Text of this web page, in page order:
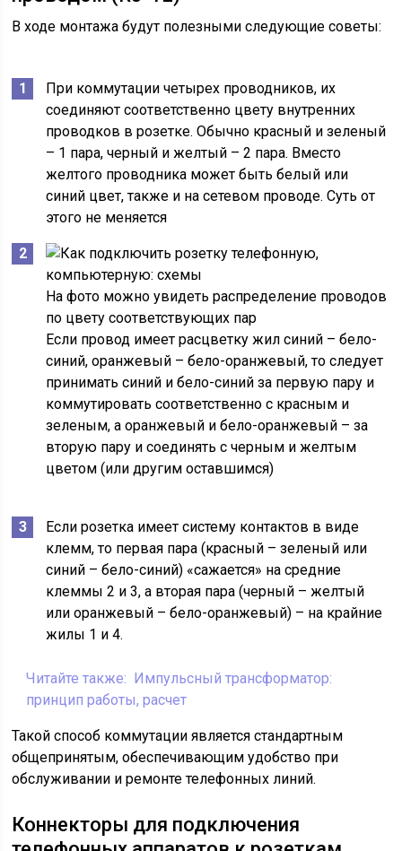
В ходе монтажа будут полезными следующие советы:
При коммутации четырех проводников, их
соединяют соответственно цвету внутренних
проводков в розетке. Обычно красный и зеленый
– 1 пара, черный и желтый – 2 пара. Вместо
желтого проводника может быть белый или
синий цвет, также и на сетевом проводе. Суть от
этого не меняется
На фото можно увидеть распределение проводов
по цвету соответствующих пар
Если провод имеет расцветку жил синий – бело-
синий, оранжевый – бело-оранжевый, то следует
принимать синий и бело-синий за первую пару и
коммутировать соответственно с красным и
зеленым, а оранжевый и бело-оранжевый – за
вторую пару и соединять с черным и желтым
цветом (или другим оставшимся)
Если розетка имеет систему контактов в виде
клемм, то первая пара (красный – зеленый или
синий – бело-синий) «сажается» на средние
клеммы 2 и 3, а вторая пара (черный – желтый
или оранжевый – бело-оранжевый) – на крайние
жилы 1 и 4.
Читайте также: Импульсный трансформатор:
принцип работы, расчет
Такой способ коммутации является стандартным
общепринятым, обеспечивающим удобство при
обслуживании и ремонте телефонных линий.
Коннекторы для подключения